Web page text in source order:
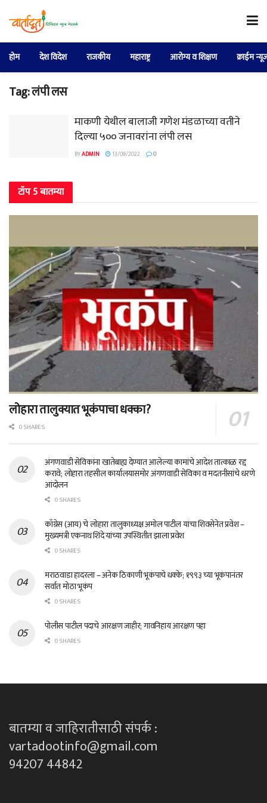
होम देश विदेश राजकीय महाराष्ट्र आरोग्य व शिक्षण क्राईम
Tag:लंपी लस
माकणी येथील बालाजी गणेश मंडळाच्या वतीने
दिल्या ५०० जनावरांना लंपी लस
BYADMIN 13/09/2022 0
टॉप 5 बातम्या
लोहारा तालुक्यात भूकंपाचा धक्का?
0 SHARES
अंगणवाडी सेविकांना खातेबाह्य देण्यात आलेल्या कामांचे आदेश तात्काळ रद्द
करावे; लोहारा तहसील कार्यालयासमोर अंगणवाडी सेविका व मदतनीसांचे धरणे
आंदोलन
0 SHARES
काँग्रेस (आय) चे लोहारा तालुकाध्यक्ष अमोल पाटील यांचा शिवसेनेत प्रवेश –
मुख्यमंत्री एकनाथ शिंदे यांच्या उपस्थितीत झाला प्रवेश
0 SHARES
मराठवाडा हादरला – अनेक ठिकाणी भूकंपाचे धक्के; १९९३ च्या भूकंपानंतर
सर्वात मोठा भूकंप
0 SHARES
पोलीस पाटील पदाचे आरक्षण जाहीर; गावनिहाय आरक्षण पहा
0 SHARES
बातम्या व जाहिरातीसाठी संपर्क :
vartadootinfo@gmail.com
94207 44842